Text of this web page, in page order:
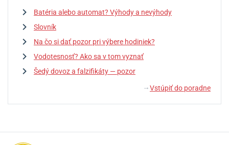
Batéria alebo automat? Výhody a nevýhody
Slovník
Na čo si dať pozor pri výbere hodiniek?
Vodotesnosť? Ako sa v tom vyznať
Šedý dovoz a falzifikáty — pozor
↓ Vstúpiť do poradne